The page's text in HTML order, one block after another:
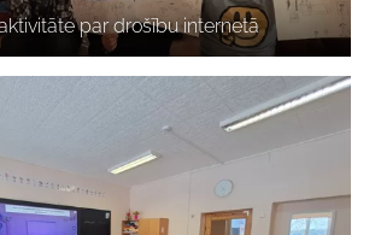
par drošību internetā